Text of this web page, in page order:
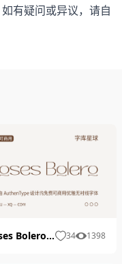
有疑问或异议，请自
Bolero Demo
34 1398